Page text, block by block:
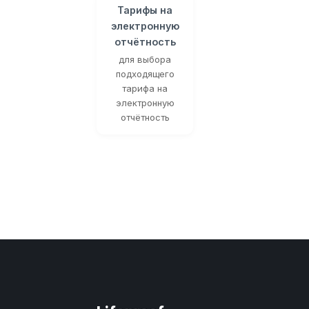
Тарифы на
электронную
отчётность
для выбора
подходящего
тарифа на
электронную
отчётность